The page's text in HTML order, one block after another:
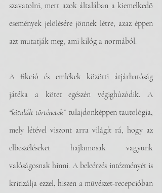
szavatolni, mert azok általában a kiemelkedő
események jelölésére jönnek létre, azaz éppen
azt mutatják meg, ami kilóg a normából.
A fikció és emlékek közötti átjárhatóság
“kitalált történetek” tulajdonképpen tautológia,
mely létével viszont arra világít rá, hogy az
elbeszéléseket hajlamosak vagyunk
valóságosnak hinni. A beleérzés intézményét is
kritizálja ezzel, hiszen a művészet-recepcióban